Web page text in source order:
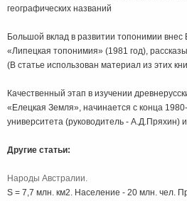
географических названий
Большой вклад в развитии топонимии
«Липецкая топонимия» (1981 год),
(В статье использован материал из этих
Качественный этап в изучении
«Елецкая Земля», начинается с конца
университета (руководитель - А.Д.Пряхин)
Другие статьи:
Народы Австралии.
S = 7,7 млн. км2. Население - 20 млн. чел.